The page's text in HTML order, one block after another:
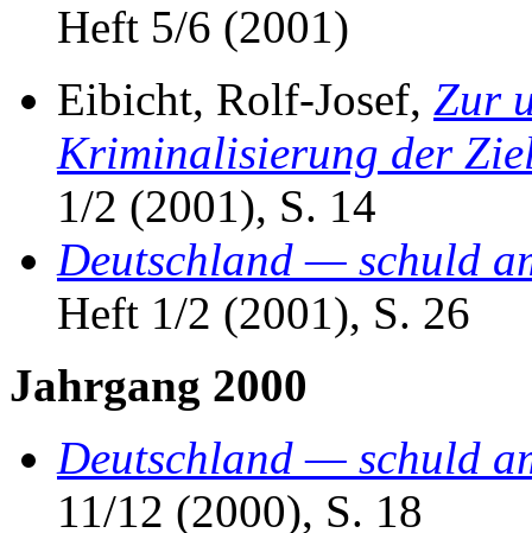
Heft 5/6 (2001)
Eibicht, Rolf-Josef, Zur
Kriminalisierung der
1/2 (2001), S. 14
Deutschland — schuld
Heft 1/2 (2001), S. 26
Jahrgang 2000
Deutschland — schuld
11/12 (2000), S. 18